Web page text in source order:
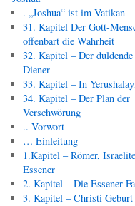
. „Joshua“ ist im Vatikan
31. Kapitel Der Gott-
offenbart die Wahrheit
32. Kapitel – Der duldende
Diener
33. Kapitel – In
34. Kapitel – Der Plan der
Verschwörung
.. Vorwort
… Einleitung
1.Kapitel – Römer,
Essener
2. Kapitel – Die Essener
3. Kapitel – Christi Geburt